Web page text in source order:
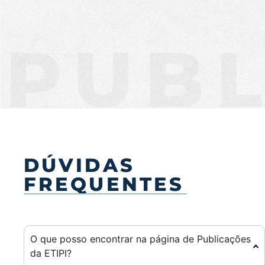
DÚVIDAS
FREQUENTES
O que posso encontrar na página de Publicações
da ETIPI?